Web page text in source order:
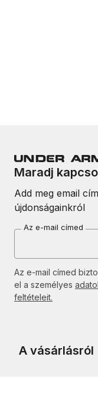
Maradj
Add meg email
újdonságainkról
Az e-mail címed
Az e-mail címed
el a személyes
feltételeit.
A vásárlásról